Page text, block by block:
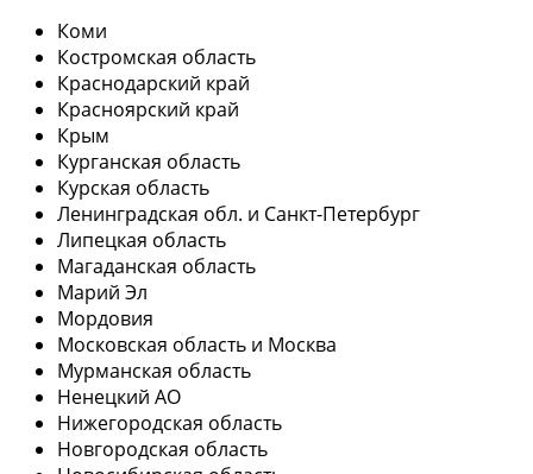
Коми
Костромская область
Краснодарский край
Красноярский край
Крым
Курганская область
Курская область
Ленинградская обл. и Санкт-Петербург
Липецкая область
Магаданская область
Марий Эл
Мордовия
Московская область и Москва
Мурманская область
Ненецкий АО
Нижегородская область
Новгородская область